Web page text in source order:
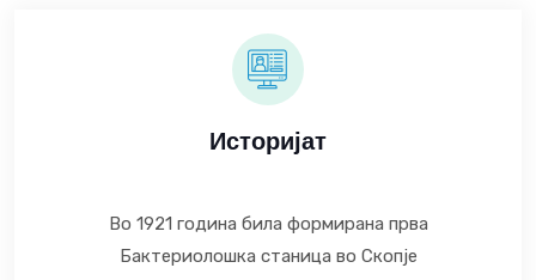
Историјат
Во 1921 година била формирана прва
Бактериолошка станица во Скопје